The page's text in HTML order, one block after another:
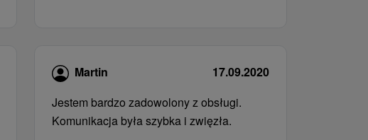
Martin
17.09.2020
Jestem bardzo zadowolony z obsługi.
Komunikacja była szybka i zwięzła.